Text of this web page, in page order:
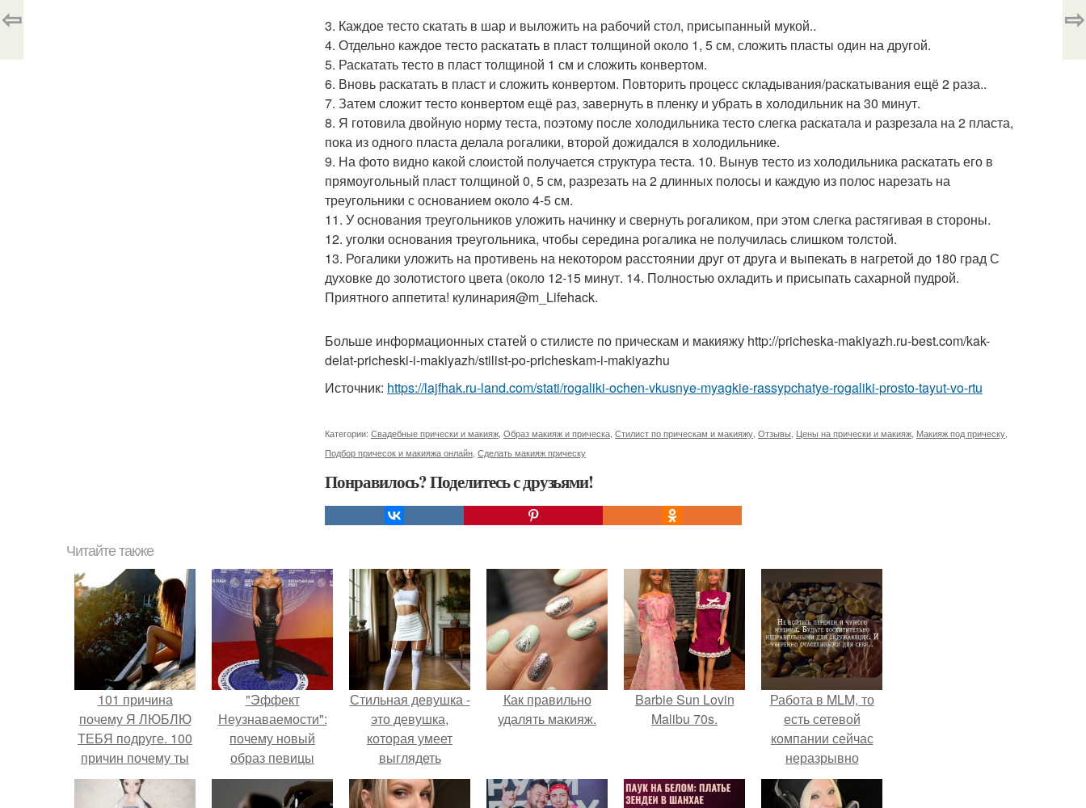
3. Каждое тесто скатать в шар и выложить на рабочий стол, присыпанный мукой..
4. Отдельно каждое тесто раскатать в пласт толщиной около 1, 5 см, сложить пласты один на другой.
5. Раскатать тесто в пласт толщиной 1 см и сложить конвертом.
6. Вновь раскатать в пласт и сложить конвертом. Повторить процесс складывания/раскатывания ещё 2 раза..
7. Затем сложит тесто конвертом ещё раз, завернуть в пленку и убрать в холодильник на 30 минут.
8. Я готовила двойную норму теста, поэтому после холодильника тесто слегка раскатала и разрезала на 2 пласта,
пока из одного пласта делала рогалики, второй дожидался в холодильнике.
9. На фото видно какой слоистой получается структура теста. 10. Вынув тесто из холодильника раскатать его в
прямоугольный пласт толщиной 0, 5 см, разрезать на 2 длинных полосы и каждую из полос нарезать на
треугольники с основанием около 4-5 см.
11. У основания треугольников уложить начинку и свернуть рогаликом, при этом слегка растягивая в стороны.
12. уголки основания треугольника, чтобы середина рогалика не получилась слишком толстой.
13. Рогалики уложить на противень на некотором расстоянии друг от друга и выпекать в нагретой до 180 град С
духовке до золотистого цвета (около 12-15 минут. 14. Полностью охладить и присыпать сахарной пудрой.
Приятного аппетита! кулинария@m_Lifehack.
Больше информационных статей о стилисте по прическам и макияжу http://pricheska-makiyazh.ru-best.com/kak-
delat-pricheski-i-makiyazh/stilist-po-pricheskam-i-makiyazhu
Источник: https://lajfhak.ru-land.com/stati/rogaliki-ochen-vkusnye-myagkie-rassypchatye-rogaliki-prosto-tayut-vo-rtu
Категории: Свадебные прически и макияж Образ макияж и прическа Стилист по прическам и макияжу Отзывы Цены на прически и макияж Макияж под прическу
Подбор причесок и макияжа онлайн Сделать макияж прическу
Понравилось? Поделитесь с друзьями!
⇦ ⇨
Читайте также
101 причина
почему Я ЛЮБЛЮ
ТЕБЯ подруге. 100
причин почему ты
моя лучшая
подруга.
"Эффект
Неузнаваемости":
почему новый
образ певицы
вызвал споры о
гранях
Стильная девушка -
это девушка,
которая умеет
выглядеть
привлекательно и
элегантно в любои
Как правильно
удалять макияж.
Barbie Sun Lovin
Malibu 70s.
Работа в MLM, то
есть сетевой
компании сейчас
неразрывно
связана с создание
своего контента,